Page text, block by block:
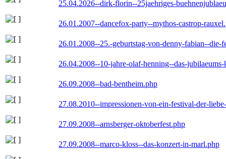
25.04.2026--dirk-florin--25jaehriges-
26.01.2007--dancefox-party--mythos-castrop-
26.01.2008--25.-geburtstag-von-denny-fabian--die-
26.04.2008--10-jahre-olaf-henning--das-
26.09.2008--bad-bentheim.php
27.08.2010--impressionen-von-ein-festival-der-
27.09.2008--arnsberger-oktoberfest.php
27.09.2008--marco-kloss--das-konzert-in-marl.php